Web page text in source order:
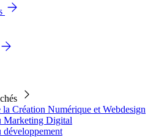
la Création Numérique et Webdesign
Marketing Digital
développement